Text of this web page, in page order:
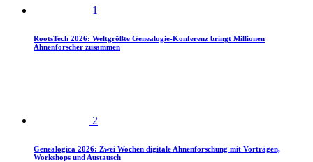
1
RootsTech 2026: Weltgrößte Genealogie-Konferenz bringt Millionen
Ahnenforscher zusammen
2
Genealogica 2026: Zwei Wochen digitale Ahnenforschung mit Vorträgen,
Workshops und Austausch